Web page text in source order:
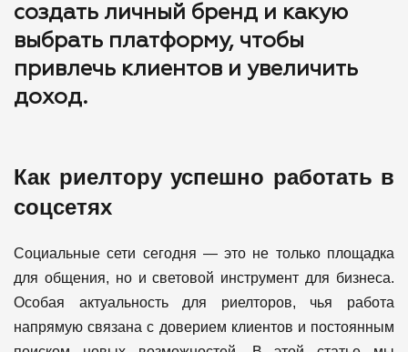
создать личный бренд и какую
выбрать платформу, чтобы
привлечь клиентов и увеличить
доход.
Как риелтору успешно работать в
соцсетях
Социальные сети сегодня — это не только площадка
для общения, но и световой инструмент для бизнеса.
Особая актуальность для риелторов, чья работа
напрямую связана с доверием клиентов и постоянным